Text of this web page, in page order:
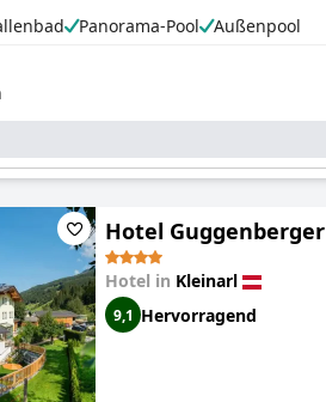
Panorama-Pool
Außenpool
Hotel Guggenberger
Hotel in Kleinarl
9,1 Hervorragend